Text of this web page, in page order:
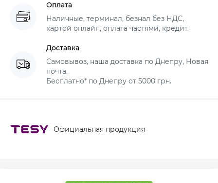
Оплата
Наличные, терминал, безнал без НДС,
картой онлайн, оплата частями, кредит.
Доставка
Самовывоз, наша доставка по Днепру, Новая
почта.
Бесплатно* по Днепру от 5000 грн.
Официальная продукция